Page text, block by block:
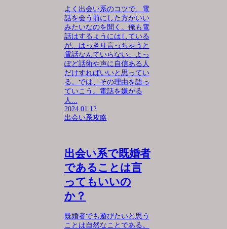
よく出会い系のコツで、電
話を会う前にした方がいい
みたいなのを聞く。俺も電
話はするようにはしている
が、はっきり言っちゃうと
電話なんていらない。よっ
ぽど話術や声に自信ある人
だけすればいいと思ってい
る。では、その理由を語っ
ていこう。電話を嫌がる
人...
2024.01.12
出会い系攻略
出会い系で既婚者
であることは言
ってもいいの
か？
既婚者でも遊びたいと思う
ことは自然なことである。